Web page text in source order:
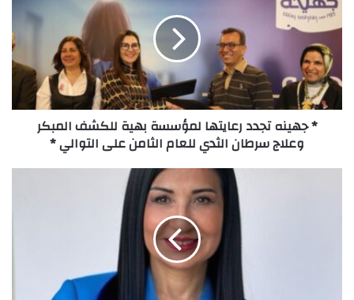
تجدد
رعايتها
لمؤسسة
بهية
للكشف
المبكر
وعلاج
سرطان* جهينه تجدد رعايتها لمؤسسة بهية للكشف المبكر
وعلاج سرطان الثدي للعام الثامن على التوالي *